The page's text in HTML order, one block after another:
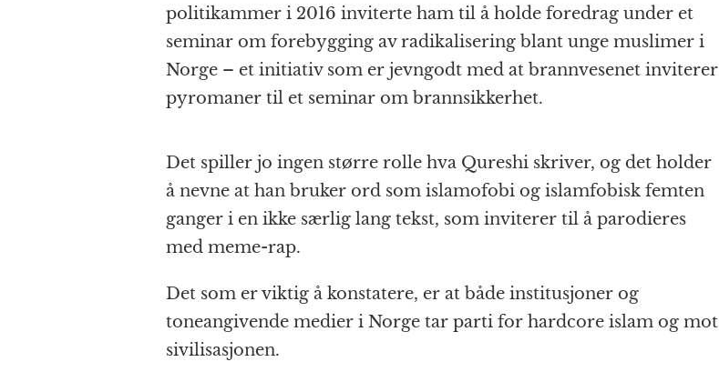
politikammer i 2016 inviterte ham til å holde foredrag under et
seminar om forebygging av radikalisering blant unge muslimer i
Norge – et initiativ som er jevngodt med at brannvesenet inviterer
pyromaner til et seminar om brannsikkerhet.
Det spiller jo ingen større rolle hva Qureshi skriver, og det holder
å nevne at han bruker ord som islamofobi og islamfobisk femten
ganger i en ikke særlig lang tekst, som inviterer til å parodieres
med meme-rap.
Det som er viktig å konstatere, er at både institusjoner og
toneangivende medier i Norge tar parti for hardcore islam og mot
sivilisasjonen.